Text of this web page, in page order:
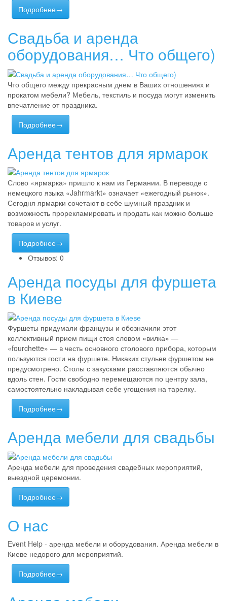
Подробнее→
Свадьба и аренда
оборудования… Что общего)
Что общего между прекрасным днем в Ваших отношениях и
прокатом мебели? Мебель, текстиль и посуда могут изменить
впечатление от праздника.
Подробнее→
Аренда тентов для ярмарок
Слово «ярмарка» пришло к нам из Германии. В переводе с
немецкого языка «Jahrmarkt» означает «ежегодный рынок».
Сегодня ярмарки сочетают в себе шумный праздник и
возможность прорекламировать и продать как можно больше
товаров и услуг.
Подробнее→
Отзывов: 0
Аренда посуды для фуршета
в Киеве
Фуршеты придумали французы и обозначили этот
коллективный прием пищи стоя словом «вилка» —
«fourchette» — в честь основного столового прибора, которым
пользуются гости на фуршете. Никаких стульев фуршетом не
предусмотрено. Столы с закусками расставляются обычно
вдоль стен. Гости свободно перемещаются по центру зала,
самостоятельно накладывая себе угощения на тарелку.
Подробнее→
Аренда мебели для свадьбы
Аренда мебели для проведения свадебных мероприятий,
выездной церемонии.
Подробнее→
О нас
Event Help - аренда мебели и оборудования. Аренда мебели в
Киеве недорого для мероприятий.
Подробнее→